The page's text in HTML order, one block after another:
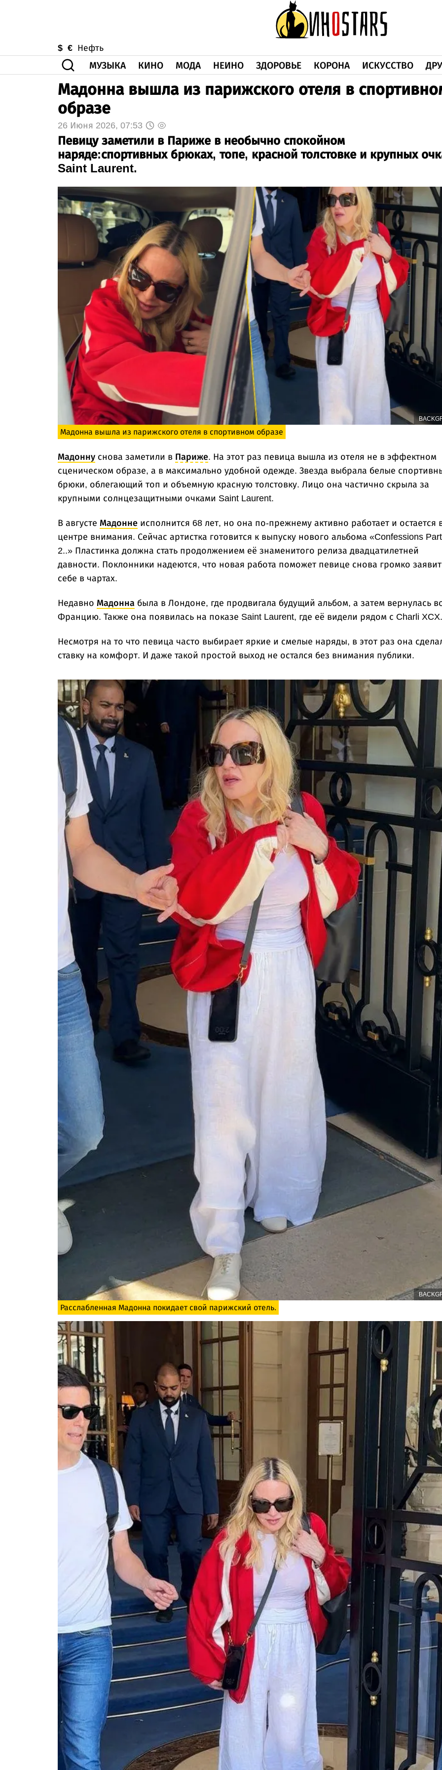
$ € Нефть
МУЗЫКА КИНО МОДА НЕИНО ЗДОРОВЬЕ КОРОНА ИСКУССТВО
Мадонна вышла из парижского отеля в
образе
26 Июня 2026, 07:53
Певицу заметили в Париже в необычно спокойном
наряде:спортивных брюках, топе, красной толстовке и крупных
Saint Laurent.
Мадонна вышла из парижского отеля в спортивном образе
Мадонну снова заметили в Париже. На этот раз певица вышла из отеля не в эффектном
сценическом образе, а в максимально удобной одежде. Звезда выбрала белые
брюки, облегающий топ и объемную красную толстовку. Лицо она частично скрыла за
крупными солнцезащитными очками Saint Laurent.
В августе Мадонне исполнится 68 лет, но она по-прежнему активно работает и остается
центре внимания. Сейчас артистка готовится к выпуску нового альбома «Confessions Part
2..» Пластинка должна стать продолжением её знаменитого релиза двадцатилетней
давности. Поклонники надеются, что новая работа поможет певице снова громко
себе в чартах.
Недавно Мадонна была в Лондоне, где продвигала будущий альбом, а затем вернулась
Францию. Также она появилась на показе Saint Laurent, где её видели рядом с Charli XCX.
Несмотря на то что певица часто выбирает яркие и смелые наряды, в этот раз она
ставку на комфорт. И даже такой простой выход не остался без внимания публики.
Расслабленная Мадонна покидает свой парижский отель.